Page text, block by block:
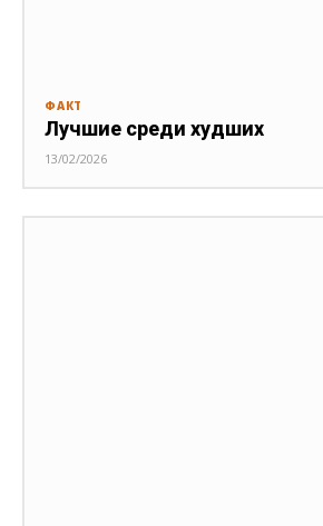
ФАКТ
Лучшие среди худших
13/02/2026